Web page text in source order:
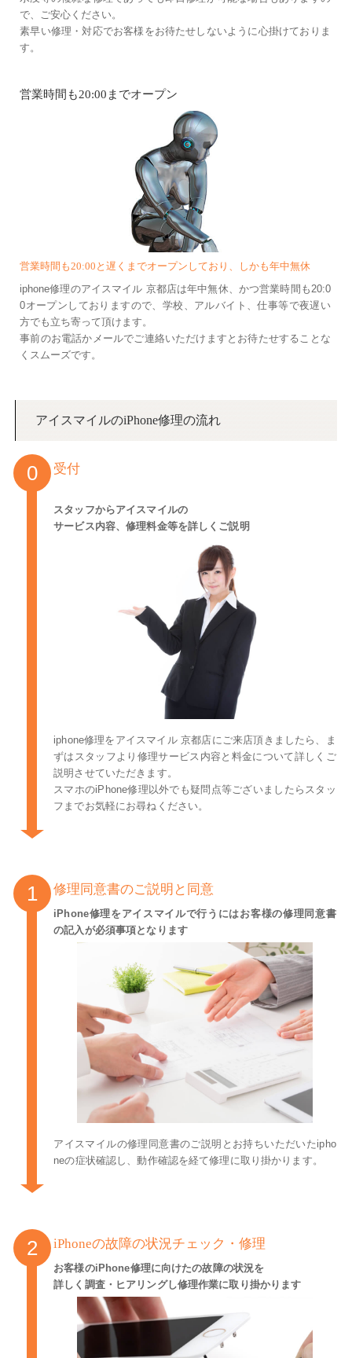
で、ご安心ください。
素早い修理・対応でお客様をお待たせしないように心掛けておりま
す。
営業時間も20:00までオープン
営業時間も20:00と遅くまでオープンしており、しかも年中無休
iphone修理のアイスマイル 京都店は年中無休、かつ営業時間も20:0
0オープンしておりますので、学校、アルバイト、仕事等で夜遅い
方でも立ち寄って頂けます。
事前のお電話かメールでご連絡いただけますとお待たせすることな
くスムーズです。
アイスマイルのiPhone修理の流れ
受付
スタッフからアイスマイルの
サービス内容、修理料金等を詳しくご説明
iphone修理をアイスマイル 京都店にご来店頂きましたら、ま
ずはスタッフより修理サービス内容と料金について詳しくご
説明させていただきます。
スマホのiPhone修理以外でも疑問点等ございましたらスタッ
フまでお気軽にお尋ねください。
修理同意書のご説明と同意
iPhone修理をアイスマイルで行うにはお客様の修理同意書
の記入が必須事項となります
アイスマイルの修理同意書のご説明とお持ちいただいたipho
neの症状確認し、動作確認を経て修理に取り掛かります。
iPhoneの故障の状況チェック・修理
お客様のiPhone修理に向けたの故障の状況を
詳しく調査・ヒアリングし修理作業に取り掛かります